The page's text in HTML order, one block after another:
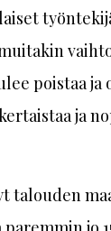
poistaa
ja
talouden